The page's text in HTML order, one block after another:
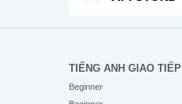
TIẾNG ANH GIAO TIẾP
Beginner